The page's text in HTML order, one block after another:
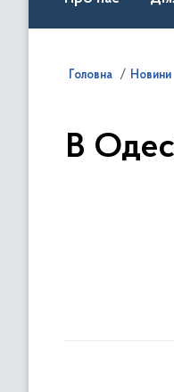
Головна Новини
В